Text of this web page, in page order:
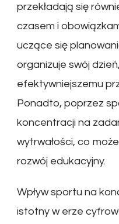
przekładają się
czasem i
uczące się
organizuje swój
efektywniejszemu
Ponadto, poprzez
koncentracji na
wytrwałości, co
rozwój edukacyjny.
Wpływ sportu na
istotny w erze